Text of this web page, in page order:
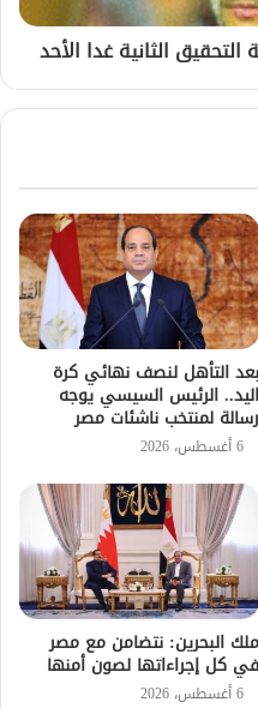
الثانية غدا الأحد
بعد التأهل لنصف نهائي كرة
اليد.. الرئيس السيسي يوجه
رسالة لمنتخب ناشئات مصر
6 أغسطس، 2026
ملك البحرين: نتضامن مع مصر
في كل إجراءاتها لصون أمنها
6 أغسطس، 2026